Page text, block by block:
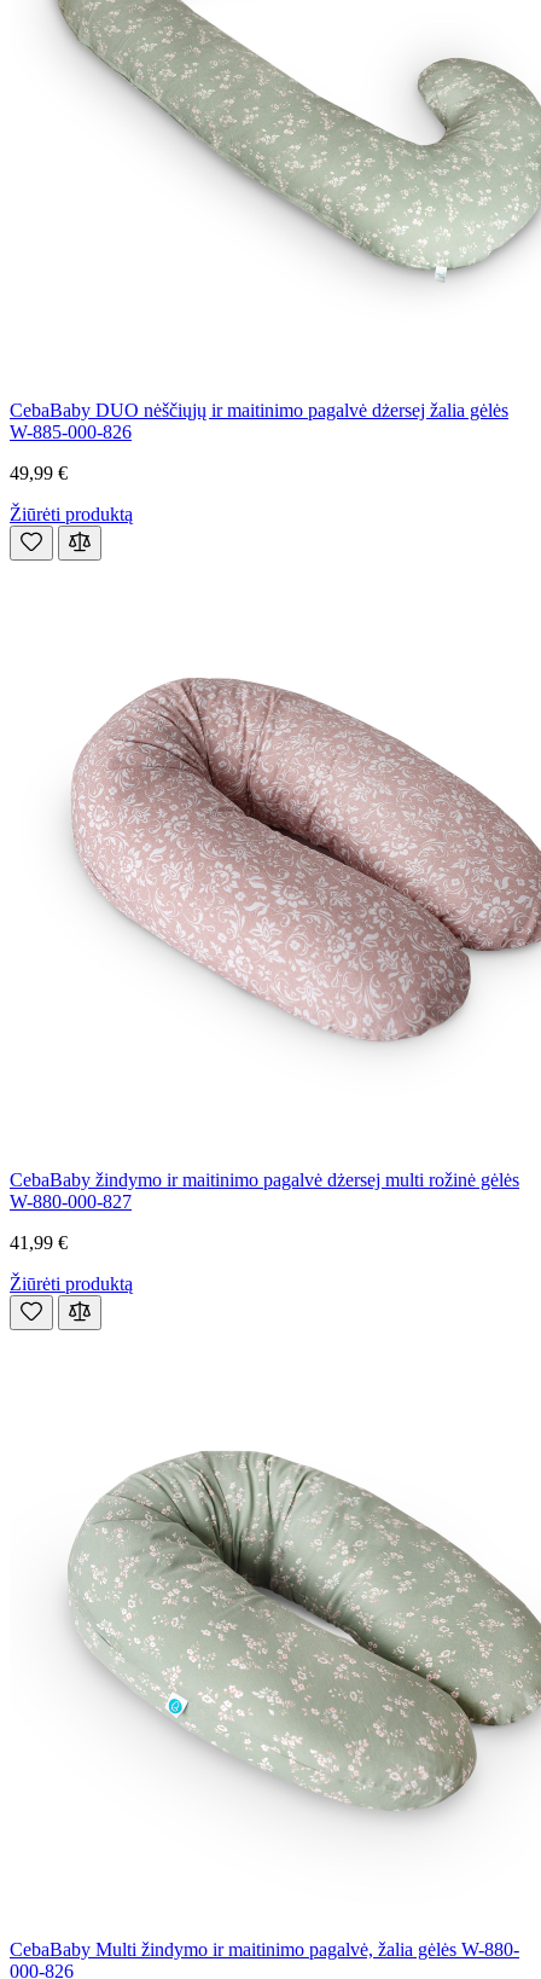
CebaBaby DUO nėščiųjų ir maitinimo pagalvė dżersej žalia gėlės
W-885-000-826
49,99 €
Žiūrėti produktą
CebaBaby žindymo ir maitinimo pagalvė dżersej multi rožinė gėlės
W-880-000-827
41,99 €
Žiūrėti produktą
CebaBaby Multi žindymo ir maitinimo pagalvė, žalia gėlės W-880-
000-826